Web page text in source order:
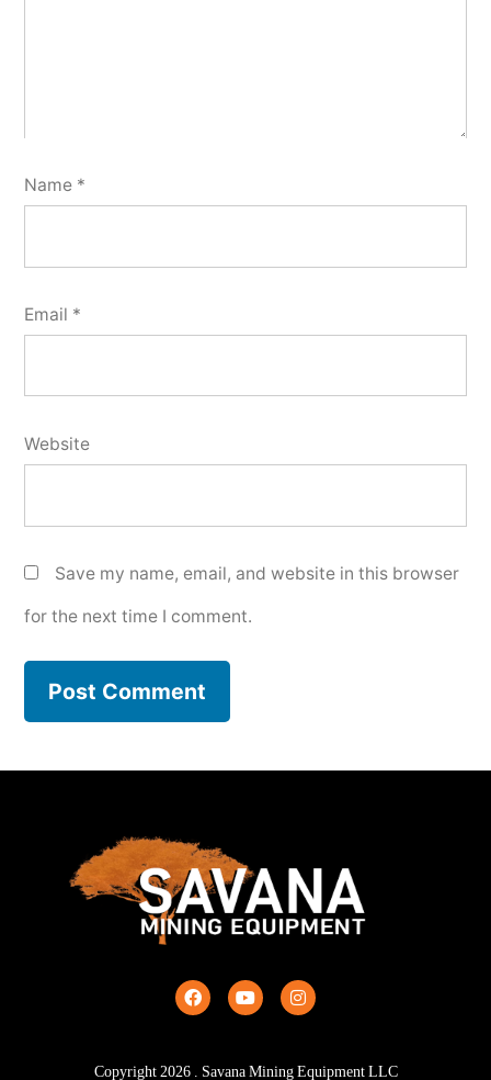
Name *
Email *
Website
Save my name, email, and website in this browser
for the next time I comment.
Copyright2026. Savana Mining Equipment LLC